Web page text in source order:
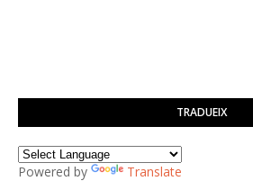
TRADUEIX
Powered by Translate